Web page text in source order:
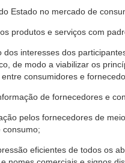
no mercado de
e serviços com
dos interesses dos
de modo a viabilizar os
consumidores e
de fornecedores e
pelos fornecedores de
consumo;
eficientes de todos os